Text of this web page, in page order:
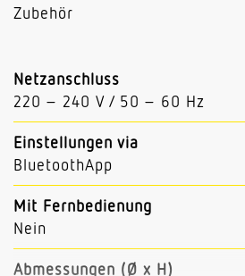
Zubehör
Netzanschluss
220 – 240 V / 50 – 60 Hz
Einstellungen via
BluetoothApp
Mit Fernbedienung
Nein
Abmessungen (Ø x H)